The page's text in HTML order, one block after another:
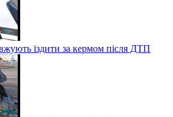
їздити за кермом після ДТП